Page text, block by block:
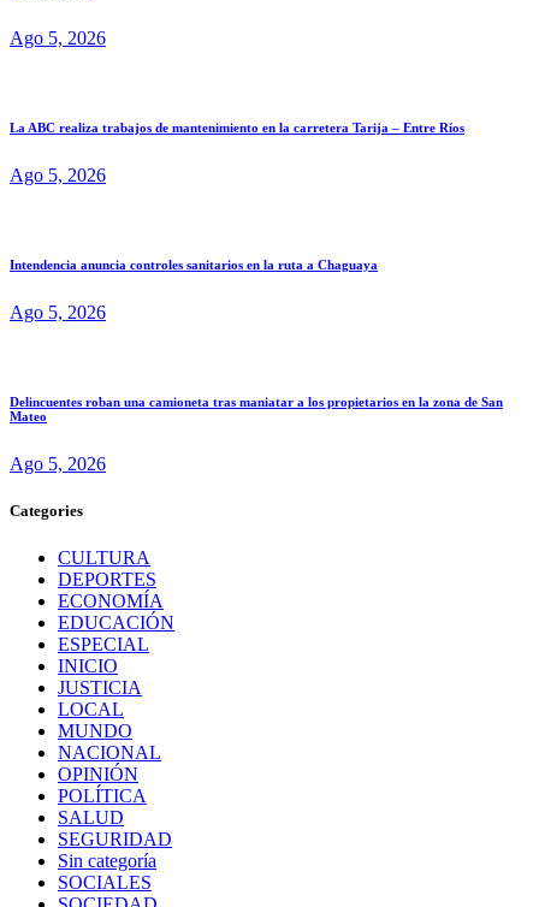
Ago 5, 2026
La ABC realiza trabajos de mantenimiento en la carretera Tarija – Entre Ríos
Ago 5, 2026
Intendencia anuncia controles sanitarios en la ruta a Chaguaya
Ago 5, 2026
Delincuentes roban una camioneta tras maniatar a los propietarios en la zona de San
Mateo
Ago 5, 2026
Categories
CULTURA
DEPORTES
ECONOMÍA
EDUCACIÓN
ESPECIAL
INICIO
JUSTICIA
LOCAL
MUNDO
NACIONAL
OPINIÓN
POLÍTICA
SALUD
SEGURIDAD
Sin categoría
SOCIALES